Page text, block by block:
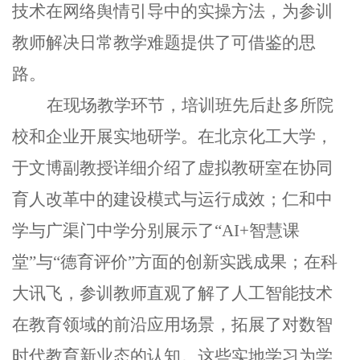
技术在网络舆情引导中的实操方法，为参训
教师解决日常教学难题提供了可借鉴的思
路。
在现场教学环节，培训班先后赴多所院
校和企业开展实地研学。在北京化工大学，
于文博副教授详细介绍了虚拟教研室在协同
育人改革中的建设模式与运行成效；仁和中
学与广渠门中学分别展示了“AI+智慧课
堂”与“德育评价”方面的创新实践成果；在科
大讯飞，参训教师直观了解了人工智能技术
在教育领域的前沿应用场景，拓展了对数智